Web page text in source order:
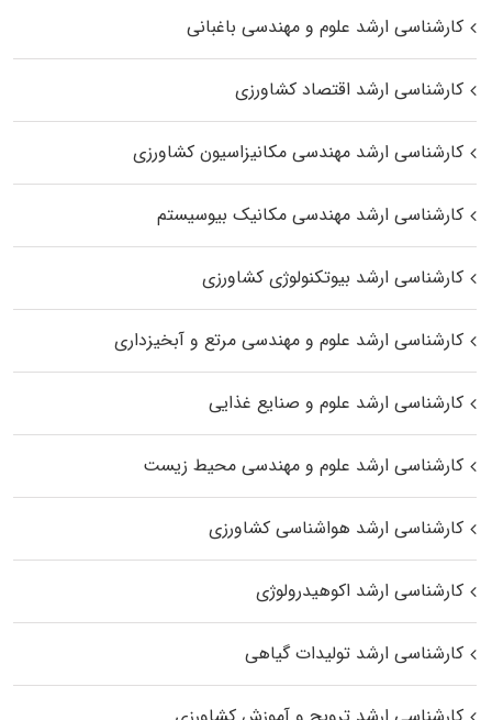
کارشناسی ارشد علوم و مهندسی باغبانی
کارشناسی ارشد اقتصاد کشاورزی
کارشناسی ارشد مهندسی مکانیزاسیون کشاورزی
کارشناسی ارشد مهندسی مکانیک بیوسیستم
کارشناسی ارشد بیوتکنولوژی کشاورزی
کارشناسی ارشد علوم و مهندسی مرتع و آبخیزداری
کارشناسی ارشد علوم و صنایع غذایی
کارشناسی ارشد علوم و مهندسی محیط زیست
کارشناسی ارشد هواشناسی کشاورزی
کارشناسی ارشد اکوهیدرولوژی
کارشناسی ارشد تولیدات گیاهی